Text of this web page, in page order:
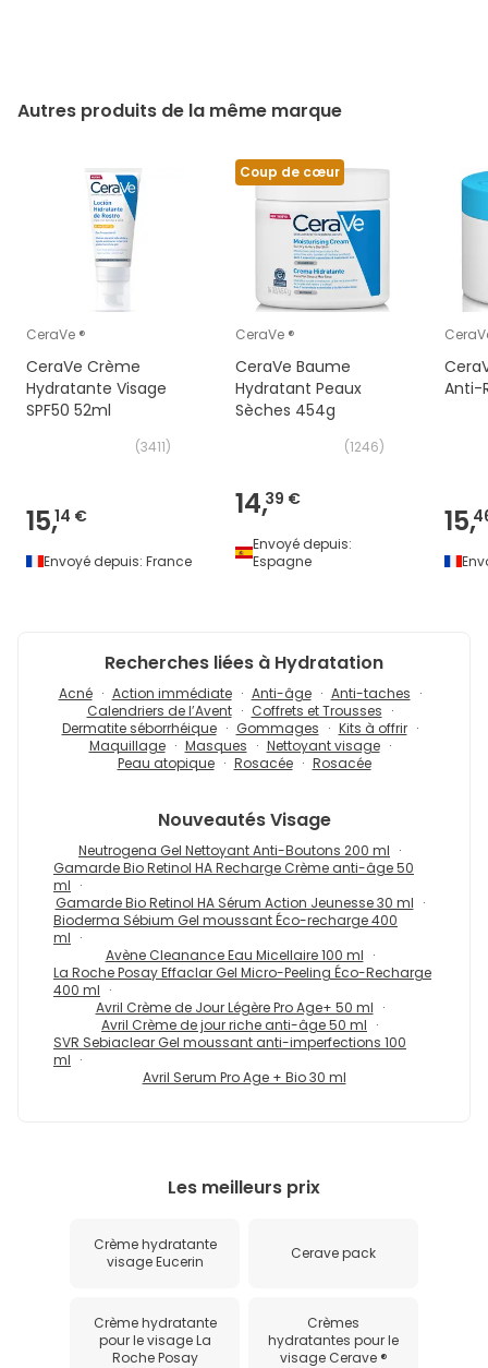
Autres produits de la même marque
CeraVe ®
CeraVe Crème
Hydratante Visage
SPF50 52ml
(3411)
15,14 €
Envoyé depuis: France
Coup de cœur
CeraVe ®
CeraVe Baume
Hydratant Peaux
Sèches 454g
(1246)
14,39 €
Envoyé depuis:
Espagne
Anti-
15,
Recherches liées à Hydratation
Acné Action immédiate Anti-âge
Anti-taches
Calendriers de l’Avent
Coffrets et Trousses
Dermatite séborrhéique
Gommages
Kits à offrir
Maquillage
Masques
Nettoyant visage
Peau atopique
Rosacée Rosacée
NouveautésVisage
Neutrogena Gel Nettoyant Anti-Boutons 200 ml
Gamarde Bio Retinol HA Recharge Crème anti-âge 50
ml
Gamarde Bio Retinol HA Sérum Action Jeunesse 30 ml
Bioderma Sébium Gel moussant Éco-recharge 400
ml
Avène Cleanance Eau Micellaire 100 ml
La Roche Posay Effaclar Gel Micro-Peeling Éco-Recharge
400 ml
Avril Crème de Jour Légère Pro Age+ 50 ml
Avril Crème de jour riche anti-âge 50 ml
SVR Sebiaclear Gel moussant anti-imperfections 100
ml
Avril Serum Pro Age + Bio 30 ml
Les meilleurs prix
Crème hydratante
visage Eucerin
Cerave pack
Crème hydratante
pour le visage La
Roche Posay
Crèmes
hydratantes pour le
visage Cerave ®